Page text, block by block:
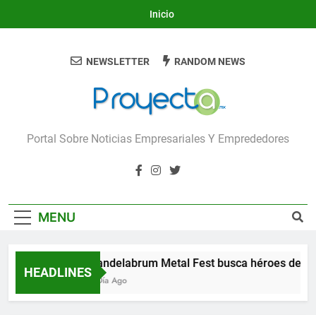
Inicio
Proyecta
Portal Sobre Noticias Empresariales Y Emprededores
NEWSLETTER RANDOM NEWS
MENU
HEADLINES
Candelabrum Metal Fest busca héroes de
1 Día Ago